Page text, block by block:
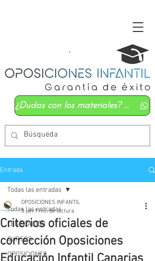
¿Dudas con los materiales? Mándanos un whatsapp
Entrada
Todas las entradas
LEGISLACIÓN
CURSOS
OPOSICIONES
Todas las entradas
Criterios oficiales de
corrección Oposiciones
OPOSICIONES INFANTIL
5 jun 1 min de lectura